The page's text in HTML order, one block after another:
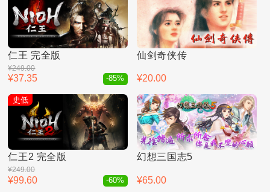
仁王 完全版
¥249.00
¥37.35 -85%
仙剑奇侠传
¥20.00
史低
仁王2 完全版
¥249.00
¥99.60 -60%
幻想三国志5
¥65.00